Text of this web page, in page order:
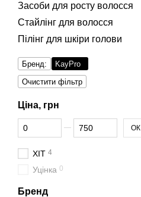
Засоби для росту волосся
Стайлінг для волосся
Пілінг для шкіри голови
Бренд:
KayPro
Очистити фільтр
Ціна, грн
Від Ціна, грн
До Ціна, грн ОК
ХІТ 4
Уцінка 0
Бренд